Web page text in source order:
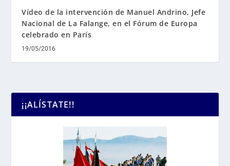
Vídeo de la intervención de Manuel Andrino, Jefe
Nacional de La Falange, en el Fórum de Europa
celebrado en París
19/05/2016
¡¡ALÍSTATE!!